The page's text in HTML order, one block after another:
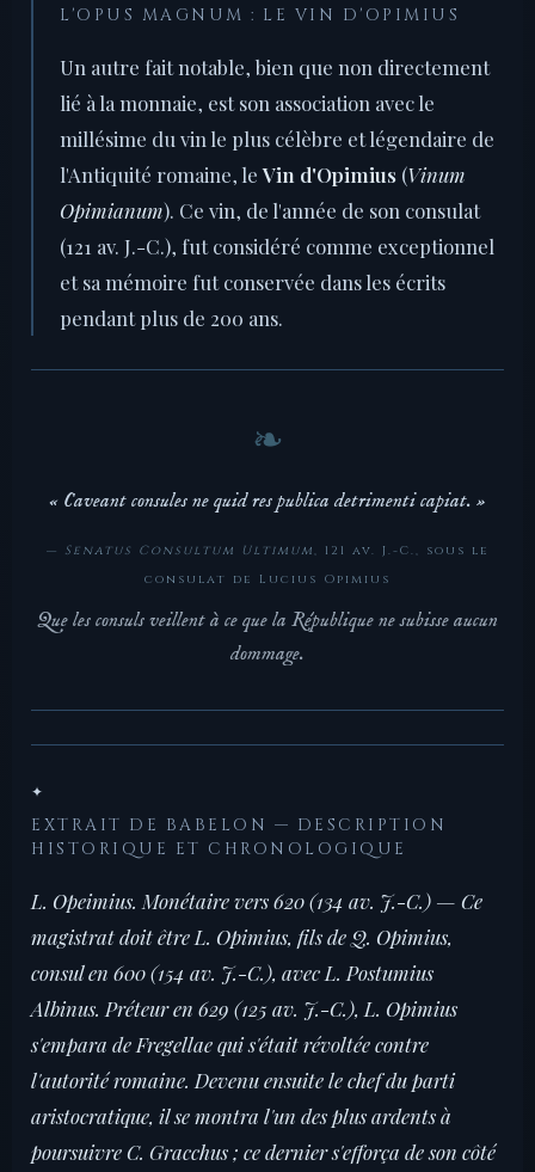
L'OPUS MAGNUM : LE VIN D'OPIMIUS
Un autre fait notable, bien que non directement
lié à la monnaie, est son association avec le
millésime du vin le plus célèbre et légendaire de
l'Antiquité romaine, leVin d'Opimius (Vinum
Opimianum). Ce vin, de l'année de son consulat
(121 av. J.-C.), fut considéré comme exceptionnel
et sa mémoire fut conservée dans les écrits
pendant plus de 200 ans.
« Caveant consules ne quid res publica detrimenti capiat. »
— Senatus Consultum Ultimum, 121 av. J.-C., sous le
consulat de Lucius Opimius
Que les consuls veillent à ce que la République ne subisse aucun
dommage.
✦
EXTRAIT DE BABELON — DESCRIPTION
HISTORIQUE ET CHRONOLOGIQUE
L. Opeimius. Monétaire vers 620 (134 av. J.-C.) — Ce
magistrat doit être L. Opimius, fils de Q. Opimius,
consul en 600 (154 av. J.-C.), avec L. Postumius
Albinus. Préteur en 629 (125 av. J.-C.), L. Opimius
s'empara de Fregellae qui s'était révoltée contre
l'autorité romaine. Devenu ensuite le chef du parti
aristocratique, il se montra l'un des plus ardents à
poursuivre C. Gracchus ; ce dernier s'efforça de son côté